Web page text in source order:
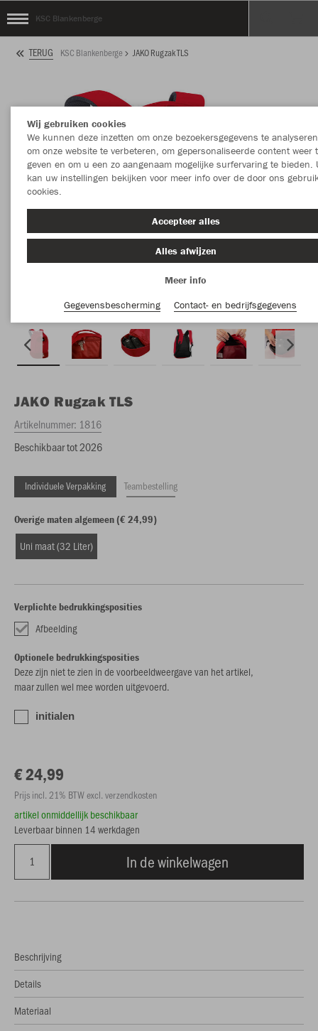
KSC Blankenberge
TERUG KSC Blankenberge JAKO Rugzak TLS
JAKO Rugzak TLS
Artikelnummer: 1816
Beschikbaar tot 2026
Individuele Verpakking Teambestelling
Overige maten algemeen (€ 24,99)
Uni maat (32 Liter)
Verplichte bedrukkingsposities
Afbeelding
Optionele bedrukkingsposities
Deze zijn niet te zien in de voorbeeldweergave van het artikel,
maar zullen wel mee worden uitgevoerd.
initialen
€ 24,99
Prijs incl. 21% BTW excl. verzendkosten
artikel onmiddellijk beschikbaar
Leverbaar binnen 14 werkdagen
In de winkelwagen
Beschrijving
Details
Materiaal
Wij gebruiken cookies
We kunnen deze inzetten om onze bezoekersgegevens te
om onze website te verbeteren, om gepersonaliseerde content weer
geven en om u een zo aangenaam mogelijke surfervaring te bieden.
kan uw instellingen bekijken voor meer info over de door ons
cookies.
Accepteer alles
Alles afwijzen
Meer info
Gegevensbescherming
Contact- en bedrijfsgegevens